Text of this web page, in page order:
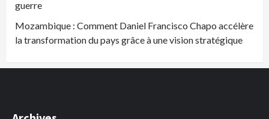
guerre
Mozambique : Comment Daniel Francisco Chapo accélère
la transformation du pays grâce à une vision stratégique